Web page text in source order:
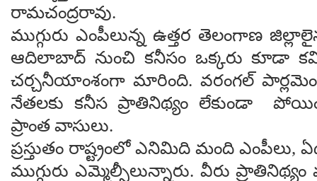
రామ‌చంద్ర‌రావు.
ముగ్గురు ఎంపీలున్న ఉత్త‌ర తెలంగాణ
ఆదిలాబాద్ నుంచి క‌నీసం ఒక్క‌రు కూడా
చ‌ర్చ‌నీయాంశంగా మారింది. వ‌రంగ‌ల్
నేత‌ల‌కు క‌నీస ప్రాతినిథ్యం లేకుండా
ప్రాంత వాసులు.
ప్ర‌స్తుతం రాష్ట్రంలో ఎనిమిది మంది ఎంపీలు,
ముగ్గురు ఎమ్మెల్సీలున్నారు. వీరు ప్రాతినిథ్యం